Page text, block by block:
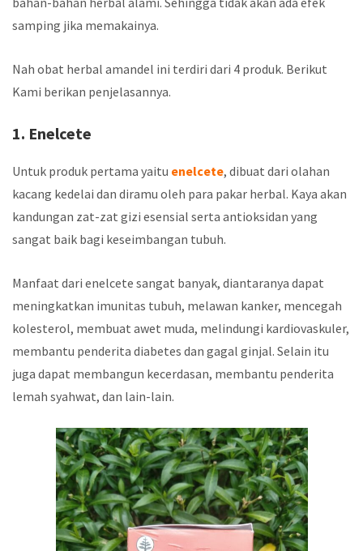
samping jika memakainya.
Nah obat herbal amandel ini terdiri dari 4 produk. Berikut
Kami berikan penjelasannya.
1. Enelcete
Untuk produk pertama yaitu enelcete, dibuat dari olahan
kacang kedelai dan diramu oleh para pakar herbal. Kaya akan
kandungan zat-zat gizi esensial serta antioksidan yang
sangat baik bagi keseimbangan tubuh.
Manfaat dari enelcete sangat banyak, diantaranya dapat
meningkatkan imunitas tubuh, melawan kanker, mencegah
kolesterol, membuat awet muda, melindungi kardiovaskuler,
membantu penderita diabetes dan gagal ginjal. Selain itu
juga dapat membangun kecerdasan, membantu penderita
lemah syahwat, dan lain-lain.